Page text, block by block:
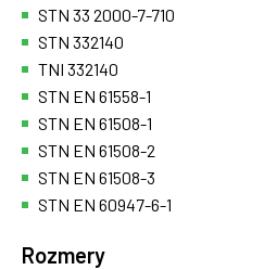
STN 33 2000-7-710
STN 332140
TNI 332140
STN EN 61558-1
STN EN 61508-1
STN EN 61508-2
STN EN 61508-3
STN EN 60947-6-1
Rozmery